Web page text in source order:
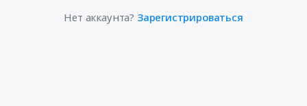
Нет аккаунта? Зарегистрироваться